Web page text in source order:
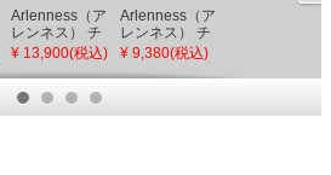
Arlenness（ア
レンネス） チ
タン 12ポイン
ッションサイ
ドカバー ボル
トキット ゴー
¥ 13,900(税込)
Arlenness（ア
レンネス） チ
タン 12ポイン
ールドボルト
ド 2024以降
¥ 9,380(税込)
ラ) OUTCAST